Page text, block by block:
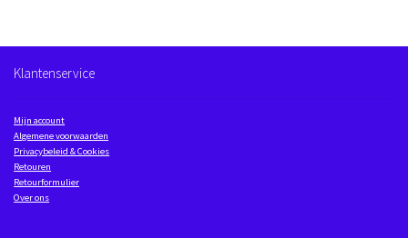
Klantenservice
Mijn account
Algemene voorwaarden
Privacybeleid & Cookies
Retouren
Retourformulier
Over ons